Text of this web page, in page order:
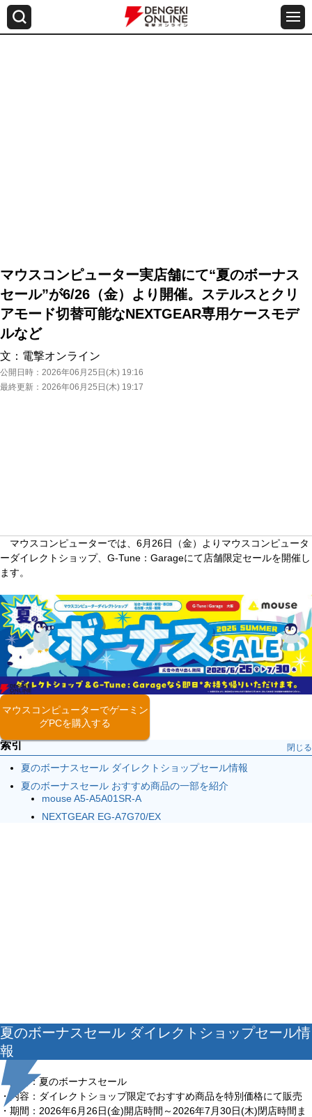
マウスコンピューター実店舗にて“夏のボーナス
セール”が6/26（金）より開催。ステルスとクリ
アモード切替可能なNEXTGEAR専用ケースモデ
ルなど
文： 電撃オンライン
公開日時： 2026年06月25日(木) 19:16
最終更新： 2026年06月25日(木) 19:17
マウスコンピューターでは、6月26日（金）よりマウスコンピュータ
ーダイレクトショップ、G-Tune：Garageにて店舗限定セールを開催し
ます。
マウスコンピューターでゲーミン
グPCを購入する
索引 閉じる
夏のボーナスセール ダイレクトショップセール情報
夏のボーナスセール おすすめ商品の一部を紹介
mouse A5-A5A01SR-A
NEXTGEAR EG-A7G70/EX
夏のボーナスセール ダイレクトショップセール情
報
・題名：夏のボーナスセール
・内容：ダイレクトショップ限定でおすすめ商品を特別価格にて販売
・期間：2026年6月26日(金)開店時間～2026年7月30日(木)閉店時間ま